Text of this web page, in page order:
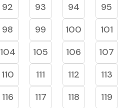
92 93 94
95
98 99 100
101
104 105 106
107
110 111 112
113
116 117 118
119